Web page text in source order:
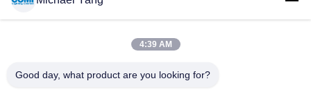
DMX512 IP67 für Untertagelandschaft im Freien Lighitng
Vertieft unter beleuchtendem GRUNDPFEILER im Freien LED
4:39 AM
Good day, what product are you looking for?